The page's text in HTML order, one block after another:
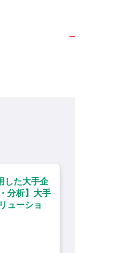
準拠のセキュリティ施策
バイザリ】海浜幕張／週2
用・PMO